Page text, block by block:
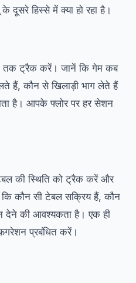
दूसरे हिस्से में क्या हो रहा है।
ट्रैक करें। जानें कि गेम कब
हैं, कौन से खिलाड़ी भाग लेते हैं
है। आपके फ्लोर पर हर सेशन
की स्थिति को ट्रैक करें और
कौन सी टेबल सक्रिय हैं, कौन
देने की आवश्यकता है। एक ही
प्रबंधित करें।